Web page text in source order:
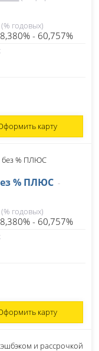
годовых)
- 60,757%
карту
% ПЛЮС -
годовых)
- 60,757%
карту